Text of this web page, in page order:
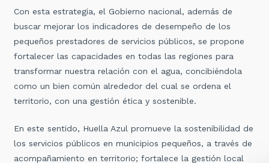
Con esta estrategia, el Gobierno nacional, además de
buscar mejorar los indicadores de desempeño de los
pequeños prestadores de servicios públicos, se propone
fortalecer las capacidades en todas las regiones para
transformar nuestra relación con el agua, concibiéndola
como un bien común alrededor del cual se ordena el
territorio, con una gestión ética y sostenible.
En este sentido, Huella Azul promueve la sostenibilidad de
los servicios públicos en municipios pequeños, a través de
acompañamiento en territorio; fortalece la gestión local